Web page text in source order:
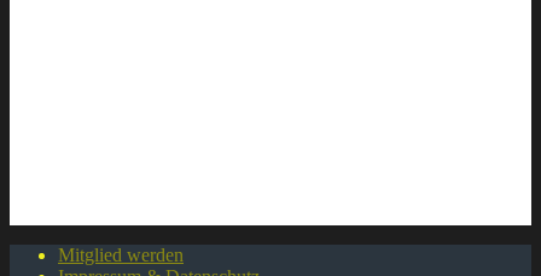
Mitglied werden